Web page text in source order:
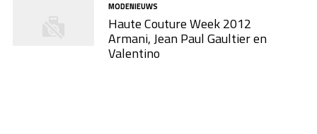
MODENIEUWS
Haute Couture Week 2012
Armani, Jean Paul Gaultier en
Valentino